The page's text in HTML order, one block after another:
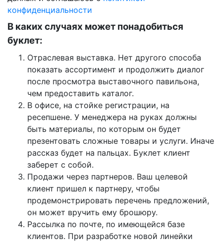
конфиденциальности
В каких случаях может понадобиться
буклет:
Отраслевая выставка. Нет другого способа
показать ассортимент и продолжить диалог
после просмотра выставочного павильона,
чем предоставить каталог.
В офисе, на стойке регистрации, на
ресепшене. У менеджера на руках должны
быть материалы, по которым он будет
презентовать сложные товары и услуги. Иначе
рассказ будет на пальцах. Буклет клиент
заберет с собой.
Продажи через партнеров. Ваш целевой
клиент пришел к партнеру, чтобы
продемонстрировать перечень предложений,
он может вручить ему брошюру.
Рассылка по почте, по имеющейся базе
клиентов. При разработке новой линейки